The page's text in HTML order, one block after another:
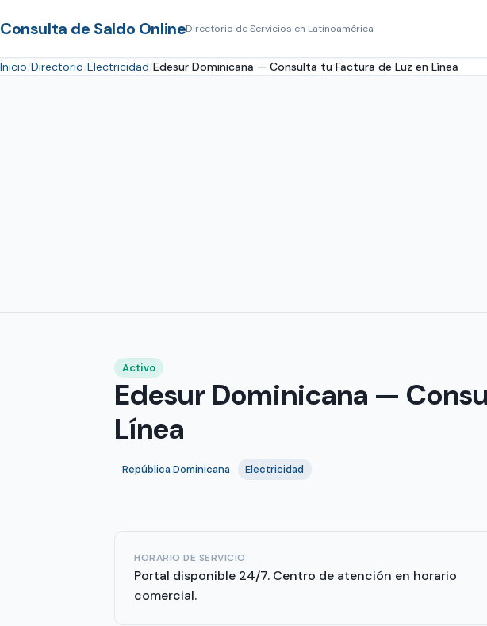
Consulta de Saldo OnlineDirectorio de Servicios en Latinoamérica
Inicio Directorio Electricidad Edesur Dominicana — Consulta tu Factura de Luz en Línea
Activo
Edesur Dominicana —
Línea
República Dominicana Electricidad
HORARIO DE SERVICIO:
Portal disponible 24/7. Centro de atención en horario
comercial.